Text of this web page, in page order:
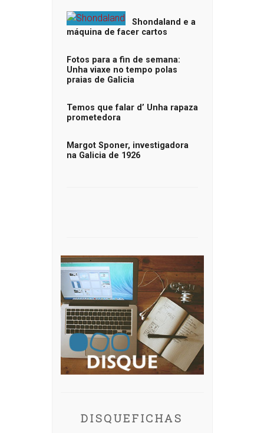
Shondaland e a
máquina de facer cartos
Fotos para a fin de semana:
Unha viaxe no tempo polas
praias de Galicia
Temos que falar d’ Unha rapaza
prometedora
Margot Sponer, investigadora
na Galicia de 1926
DISQUEFICHAS